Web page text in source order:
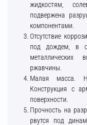
жидкостям,
подвержена
компонентами.
Отсутствие
под дождем, в
металлических
ржавчины.
Малая масса.
Конструкция с
поверхности.
Прочность на
рвутся под